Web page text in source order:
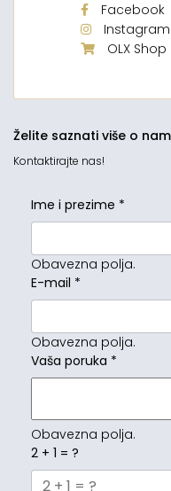
Facebook
Instagram
OLX Shop
Želite saznati više o
Kontaktirajte nas!
Ime i prezime *
Obavezna polja.
E-mail *
Obavezna polja.
Vaša poruka *
Obavezna polja.
2 + 1 = ?